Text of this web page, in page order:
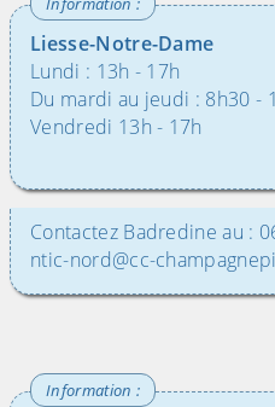
Liesse-Notre-Dame
Lundi : 13h - 17h
Du mardi au jeudi : 8h30 -
Vendredi 13h - 17h
Contactez Badredine au :
ntic-nord@cc-